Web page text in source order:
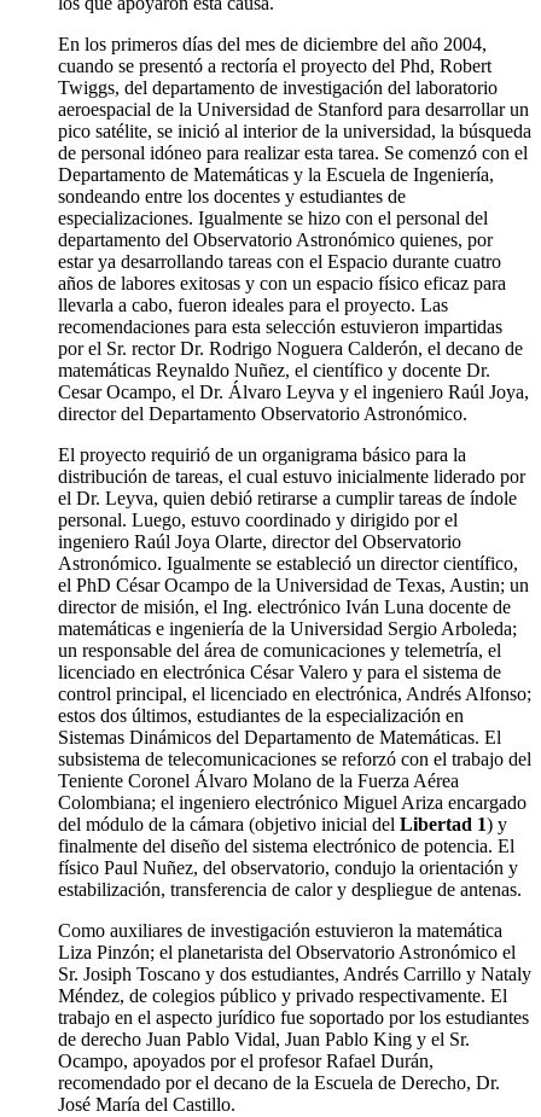
En los primeros días del mes de diciembre del año 2004,
cuando se presentó a rectoría el proyecto del Phd, Robert
Twiggs, del departamento de investigación del laboratorio
aeroespacial de la Universidad de Stanford para desarrollar un
pico satélite, se inició al interior de la universidad, la búsqueda
de personal idóneo para realizar esta tarea. Se comenzó con el
Departamento de Matemáticas y la Escuela de Ingeniería,
sondeando entre los docentes y estudiantes de
especializaciones. Igualmente se hizo con el personal del
departamento del Observatorio Astronómico quienes, por
estar ya desarrollando tareas con el Espacio durante cuatro
años de labores exitosas y con un espacio físico eficaz para
llevarla a cabo, fueron ideales para el proyecto. Las
recomendaciones para esta selección estuvieron impartidas
por el Sr. rector Dr. Rodrigo Noguera Calderón, el decano de
matemáticas Reynaldo Nuñez, el científico y docente Dr.
Cesar Ocampo, el Dr. Álvaro Leyva y el ingeniero Raúl Joya,
director del Departamento Observatorio Astronómico.
El proyecto requirió de un organigrama básico para la
distribución de tareas, el cual estuvo inicialmente liderado por
el Dr. Leyva, quien debió retirarse a cumplir tareas de índole
personal. Luego, estuvo coordinado y dirigido por el
ingeniero Raúl Joya Olarte, director del Observatorio
Astronómico. Igualmente se estableció un director científico,
el PhD César Ocampo de la Universidad de Texas, Austin; un
director de misión, el Ing. electrónico Iván Luna docente de
matemáticas e ingeniería de la Universidad Sergio Arboleda;
un responsable del área de comunicaciones y telemetría, el
licenciado en electrónica César Valero y para el sistema de
control principal, el licenciado en electrónica, Andrés Alfonso;
estos dos últimos, estudiantes de la especialización en
Sistemas Dinámicos del Departamento de Matemáticas. El
subsistema de telecomunicaciones se reforzó con el trabajo del
Teniente Coronel Álvaro Molano de la Fuerza Aérea
Colombiana; el ingeniero electrónico Miguel Ariza encargado
del módulo de la cámara (objetivo inicial del Libertad 1) y
finalmente del diseño del sistema electrónico de potencia. El
físico Paul Nuñez, del observatorio, condujo la orientación y
estabilización, transferencia de calor y despliegue de antenas.
Como auxiliares de investigación estuvieron la matemática
Liza Pinzón; el planetarista del Observatorio Astronómico el
Sr. Josiph Toscano y dos estudiantes, Andrés Carrillo y Nataly
Méndez, de colegios público y privado respectivamente. El
trabajo en el aspecto jurídico fue soportado por los estudiantes
de derecho Juan Pablo Vidal, Juan Pablo King y el Sr.
Ocampo, apoyados por el profesor Rafael Durán,
recomendado por el decano de la Escuela de Derecho, Dr.
José María del Castillo.